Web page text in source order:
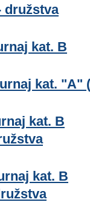
družstva
kat. B
kat. "A"
kat. B
kat. B